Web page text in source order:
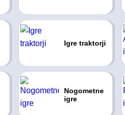
Igre traktorji
Nogometne
igre